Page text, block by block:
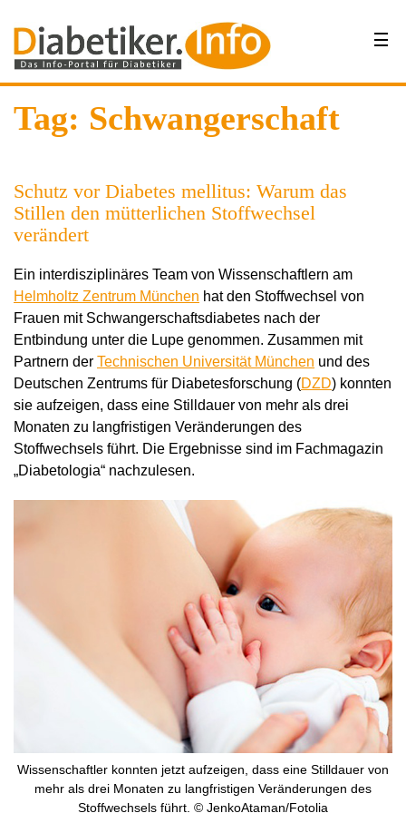
Tag: Schwangerschaft
Schutz vor Diabetes mellitus: Warum das
Stillen den mütterlichen Stoffwechsel
verändert
Ein interdisziplinäres Team von Wissenschaftlern am
Helmholtz Zentrum München hat den Stoffwechsel von
Frauen mit Schwangerschaftsdiabetes nach der
Entbindung unter die Lupe genommen. Zusammen mit
Partnern der Technischen Universität München und des
Deutschen Zentrums für Diabetesforschung (DZD) konnten
sie aufzeigen, dass eine Stilldauer von mehr als drei
Monaten zu langfristigen Veränderungen des
Stoffwechsels führt. Die Ergebnisse sind im Fachmagazin
„Diabetologia“ nachzulesen.
Wissenschaftler konnten jetzt aufzeigen, dass eine Stilldauer von
mehr als drei Monaten zu langfristigen Veränderungen des
Stoffwechsels führt. © JenkoAtaman/Fotolia